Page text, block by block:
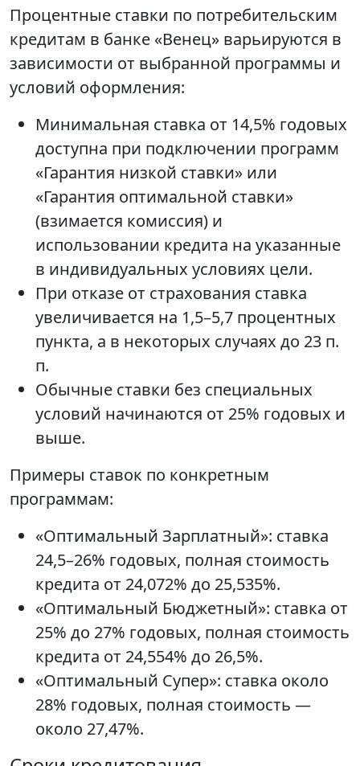
Процентные ставки по потребительским
кредитам в банке «Венец» варьируются в
зависимости от выбранной программы и
условий оформления:
Минимальная ставка от 14,5% годовых
доступна при подключении программ
«Гарантия низкой ставки» или
«Гарантия оптимальной ставки»
(взимается комиссия) и
использовании кредита на указанные
в индивидуальных условиях цели.
При отказе от страхования ставка
увеличивается на 1,5–5,7 процентных
пункта, а в некоторых случаях до 23 п.
п.
Обычные ставки без специальных
условий начинаются от 25% годовых и
выше.
Примеры ставок по конкретным
программам:
«Оптимальный Зарплатный»: ставка
24,5–26% годовых, полная стоимость
кредита от 24,072% до 25,535%.
«Оптимальный Бюджетный»: ставка от
25% до 27% годовых, полная стоимость
кредита от 24,554% до 26,5%.
«Оптимальный Супер»: ставка около
28% годовых, полная стоимость —
около 27,47%.